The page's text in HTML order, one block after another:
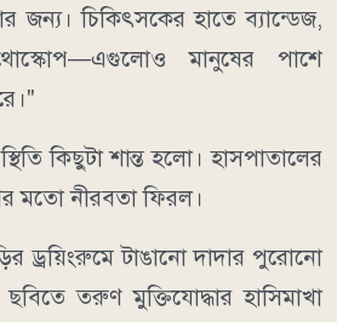
জন্য। চিকিৎসকের হাতে ব্যান্ডেজ,
মানুষের পাশে
কিছুটা শান্ত হলো। হাসপাতালের
মতো নীরবতা ফিরল।
ড্রয়িংরুমে টাঙানো দাদার পুরোনো
তরুণ মুক্তিযোদ্ধার হাসিমাখা